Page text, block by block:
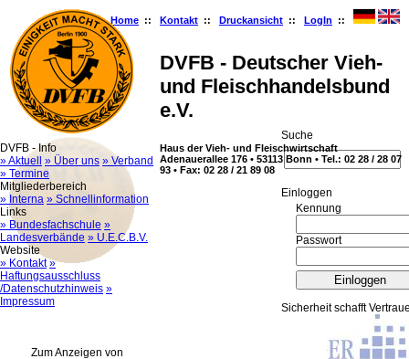
Home :: Kontakt :: Druckansicht :: LogIn ::
DVFB - Deutscher Vieh-
und Fleischhandelsbund
e.V.
Haus der Vieh- und Fleischwirtschaft
Adenauerallee 176 • 53113 Bonn • Tel.: 02 28 / 28 07
93 • Fax: 02 28 / 21 89 08
DVFB - Info
» Aktuell
» Über uns » Verband
» Termine
Mitgliederbereich
» Interna » Schnellinformation
Links
» Bundesfachschule »
Landesverbände » U.E.C.B.V.
Website
» Kontakt »
Haftungsausschluss
/Datenschutzhinweis »
Impressum
Zum Anzeigen von
Suche
Ein­log­gen
Kennung
Passwort
Sicherheit schafft